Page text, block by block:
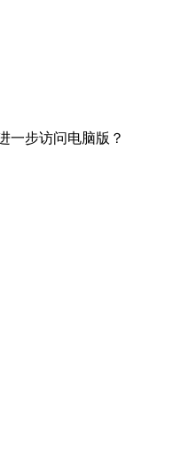
一步访问电脑版？